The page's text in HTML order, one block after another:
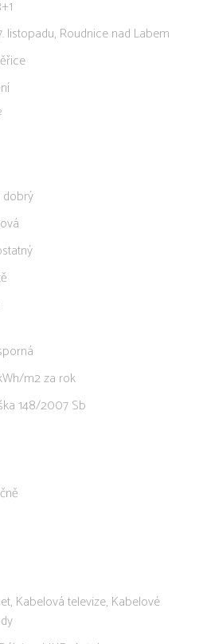
listopadu, Roudnice nad Labem
m2 za rok
148/2007 Sb
Kabelová televize, Kabelové